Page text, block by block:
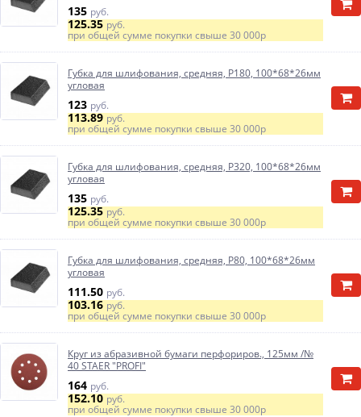
135 руб.
125.35руб.
при общей сумме покупки свыше 30 000р
Губка для шлифования, средняя, Р180, 100*68*26мм
угловая
123 руб.
113.89руб.
при общей сумме покупки свыше 30 000р
Губка для шлифования, средняя, Р320, 100*68*26мм
угловая
135 руб.
125.35руб.
при общей сумме покупки свыше 30 000р
Губка для шлифования, средняя, Р80, 100*68*26мм
угловая
111.50 руб.
103.16руб.
при общей сумме покупки свыше 30 000р
Круг из абразивной бумаги перфориров., 125мм /№
40 STAER "PROFI"
164 руб.
152.10руб.
при общей сумме покупки свыше 30 000р